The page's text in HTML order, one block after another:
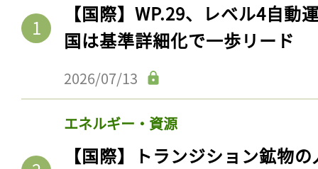
【国際】WP.29、レベル4自動
国は基準詳細化で一歩リード
2026/07/13
エネルギー・資源
【国際】トランジション鉱物